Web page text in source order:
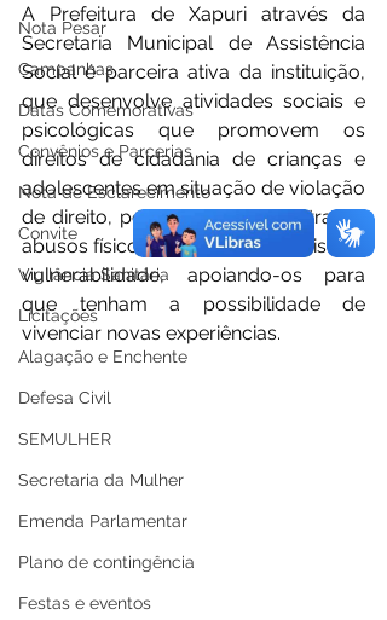
Nota Pesar
Campanhas
Datas Comemorativas
Convênios e Parcerias
Nota de Esclarecimento
Convite
Vigilância Sanitária
Licitações
Alagação e Enchente
Defesa Civil
SEMULHER
Secretaria da Mulher
Emenda Parlamentar
Plano de contingência
Festas e eventos
A Prefeitura de Xapuri através da
Secretaria Municipal de Assistência
Social é parceira ativa da instituição,
que desenvolve atividades sociais e
psicológicas que promovem os
direitos de cidadania de crianças e
adolescentes em situação de violação
de direito, por exemplo, maus tratos,
abusos físicos ou psicológicos, risco e
vulnerabilidade, apoiando-os para
que tenham a possibilidade de
vivenciar novas experiências.